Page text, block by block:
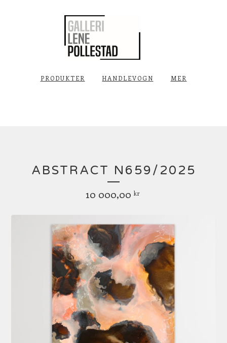
PRODUKTER HANDLEVOGN MER
ABSTRACT N659/2025
10 000,00 kr